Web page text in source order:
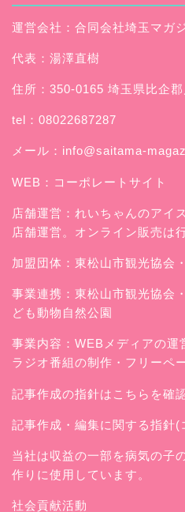
運営会社：合同会社埼玉マガ
代表：湯澤直樹
住所：350-0165 埼玉県比企
tel：08022687287
メール： info@saitama-
WEB： コーポレートサイト
店舗運営： れいちゃんのアイ
店舗運営。オンライン販売は
加盟団体：東松山市観光協会
事業連携：東松山市観光協会
ども動物自然公園
事業内容：WEBメディアの運
ラジオ番組の制作・フリーペ
記事作成の指針はこちらを確
記事作成・編集に関する指針(
当社は収益の一部を病気の子
作りに使用しています。
社会貢献活動